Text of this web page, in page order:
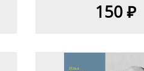
150 ₽